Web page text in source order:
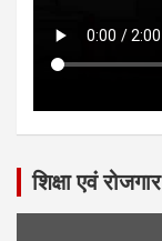
शिक्षा एवं रोजगार